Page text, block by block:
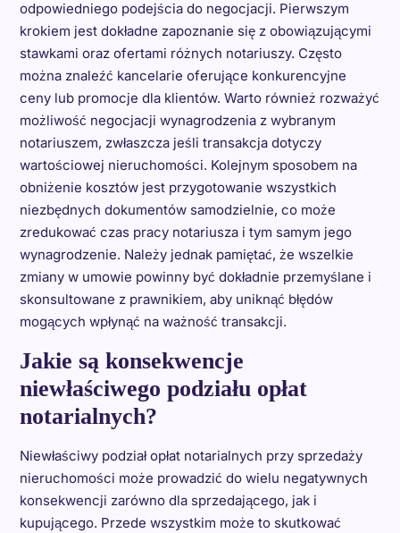
odpowiedniego podejścia do negocjacji. Pierwszym
krokiem jest dokładne zapoznanie się z obowiązującymi
stawkami oraz ofertami różnych notariuszy. Często
można znaleźć kancelarie oferujące konkurencyjne
ceny lub promocje dla klientów. Warto również rozważyć
możliwość negocjacji wynagrodzenia z wybranym
notariuszem, zwłaszcza jeśli transakcja dotyczy
wartościowej nieruchomości. Kolejnym sposobem na
obniżenie kosztów jest przygotowanie wszystkich
niezbędnych dokumentów samodzielnie, co może
zredukować czas pracy notariusza i tym samym jego
wynagrodzenie. Należy jednak pamiętać, że wszelkie
zmiany w umowie powinny być dokładnie przemyślane i
skonsultowane z prawnikiem, aby uniknąć błędów
mogących wpłynąć na ważność transakcji.
Jakie są konsekwencje
niewłaściwego podziału opłat
notarialnych?
Niewłaściwy podział opłat notarialnych przy sprzedaży
nieruchomości może prowadzić do wielu negatywnych
konsekwencji zarówno dla sprzedającego, jak i
kupującego. Przede wszystkim może to skutkować